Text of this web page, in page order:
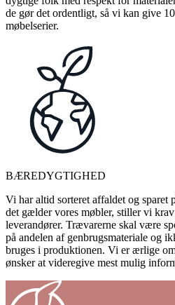
de gør det ordentligt, så vi kan give
møbelserier.
BÆREDYGTIGHED
Vi har altid sorteret affaldet og sparet
det gælder vores møbler, stiller vi
leverandører. Trævarerne skal være
på andelen af genbrugsmateriale og
bruges i produktionen. Vi er ærlige
ønsker at videregive mest mulig